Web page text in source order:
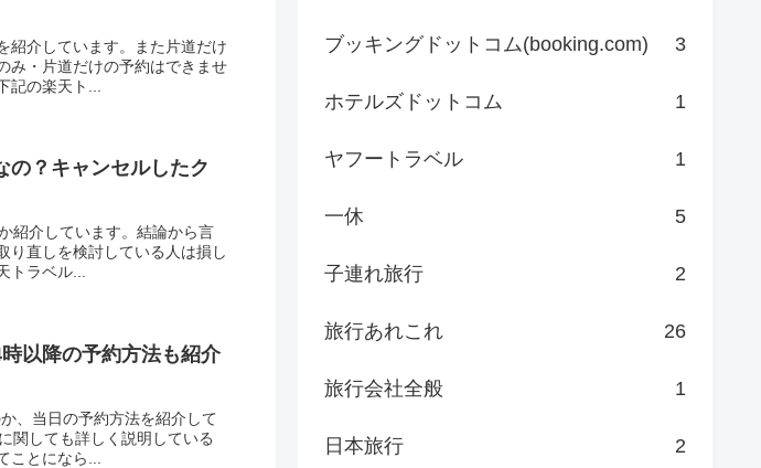
紹介しています。また片道だけ
み・片道だけの予約はできませ
記の楽天ト...
の？キャンセルしたク
紹介しています。結論から言
り直しを検討している人は損し
トラベル...
以降の予約方法も紹介
、当日の予約方法を紹介して
関しても詳しく説明している
とになら...
ブッキングドットコム(booking.com) 3
ホテルズドットコム 1
ヤフートラベル 1
一休 5
子連れ旅行 2
旅行あれこれ 26
旅行会社全般 1
日本旅行 2